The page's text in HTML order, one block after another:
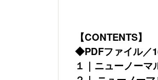
【CONTENTS】
◆PDFファイル／
１｜ニューノー